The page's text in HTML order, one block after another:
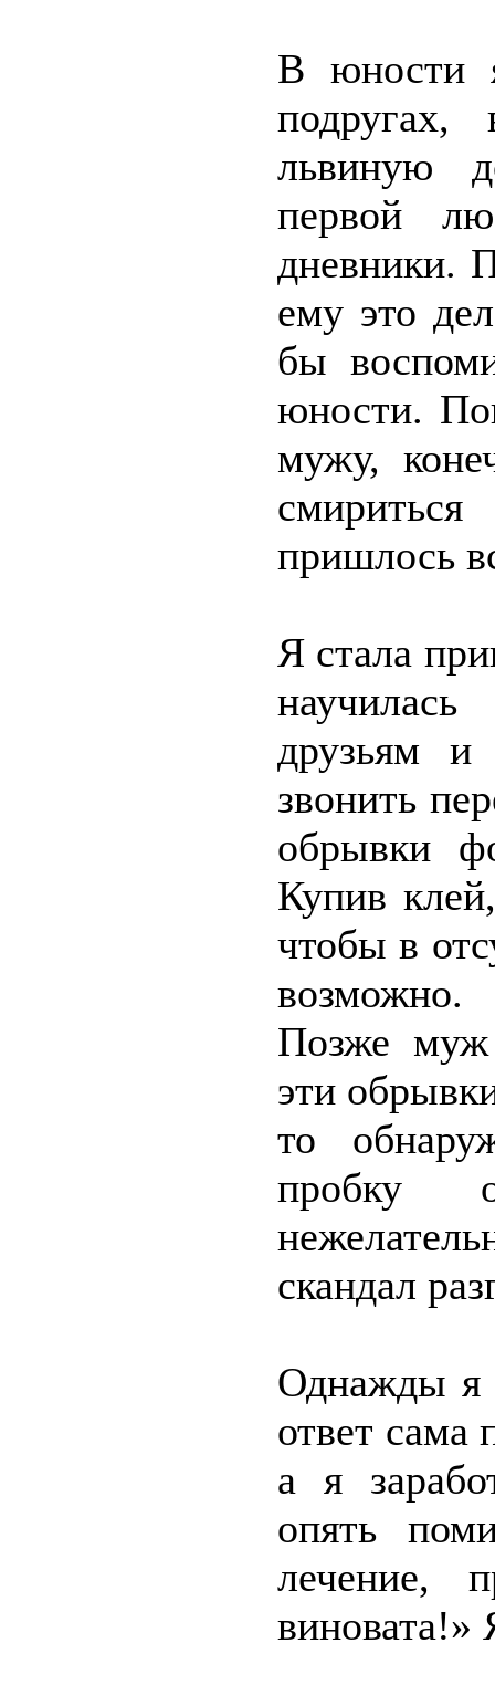
В юности
львиную
первой
дневники.
ему это
бы
юности.
мужу,
пришлось
Я стала
друзьям и
звонить
обрывки
Купив
чтобы в
Позже муж
эти
то
пробку
скандал
Однажды я
ответ сама
а я
опять
лечение,
виновата!»